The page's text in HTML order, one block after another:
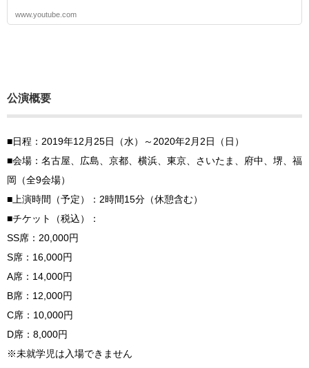
www.youtube.com
公演概要
■日程：2019年12月25日（水）～2020年2月2日（日）
■会場：名古屋、広島、京都、横浜、東京、さいたま、府中、堺、福
岡（全9会場）
■上演時間（予定）：2時間15分（休憩含む）
■チケット（税込）：
SS席：20,000円
S席：16,000円
A席：14,000円
B席：12,000円
C席：10,000円
D席：8,000円
※未就学児は入場できません